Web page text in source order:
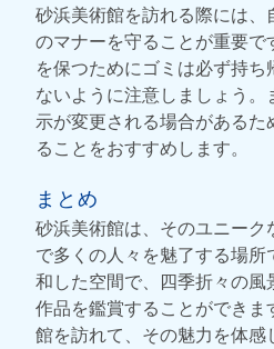
砂浜美術館を訪れる際には
のマナーを守ることが重要で
を保つためにゴミは必ず持
ないように注意しましょう
示が変更される場合がある
ることをおすすめします。
まとめ
砂浜美術館は、そのユニー
で多くの人々を魅了する場
和した空間で、四季折々の風
作品を鑑賞することができ
館を訪れて、その魅力を体感